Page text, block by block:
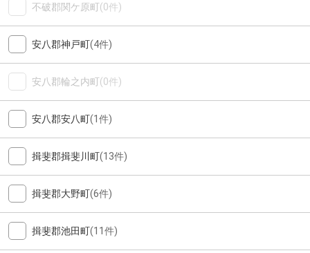
不破郡関ケ原町(0件)
安八郡神戸町(4件)
安八郡輪之内町(0件)
安八郡安八町(1件)
揖斐郡揖斐川町(13件)
揖斐郡大野町(6件)
揖斐郡池田町(11件)